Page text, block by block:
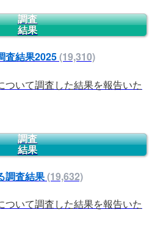
調査
結果
査結果2025(19,310)
ついて調査した結果を報告いた
調査
結果
調査結果(19,632)
ついて調査した結果を報告いた